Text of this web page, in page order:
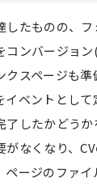
したものの、
コンバージョ
クスページも
イベントとし
了したかどう
なくなり、
ページのファ